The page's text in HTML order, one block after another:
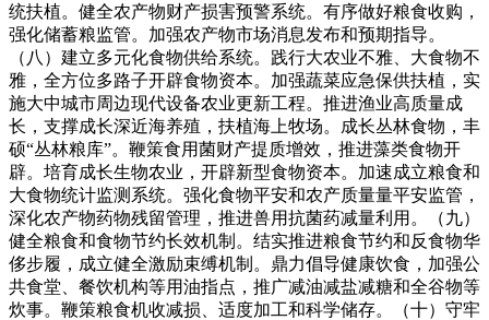
统扶植。健全农产物财产损害预警系统。有序做好粮食收购，
强化储蓄粮监管。加强农产物市场消息发布和预期指导。
（八）建立多元化食物供给系统。践行大农业不雅、大食物不
雅，全方位多路子开辟食物资本。加强蔬菜应急保供扶植，实
施大中城市周边现代设备农业更新工程。推进渔业高质量成
长，支撑成长深近海养殖，扶植海上牧场。成长丛林食物，丰
硕“丛林粮库”。鞭策食用菌财产提质增效，推进藻类食物开
辟。培育成长生物农业，开辟新型食物资本。加速成立粮食和
大食物统计监测系统。强化食物平安和农产质量量平安监管，
深化农产物药物残留管理，推进兽用抗菌药减量利用。（九）
健全粮食和食物节约长效机制。结实推进粮食节约和反食物华
侈步履，成立健全激励束缚机制。鼎力倡导健康饮食，加强公
共食堂、餐饮机构等用油指点，推广减油减盐减糖和全谷物等
炊事。鞭策粮食机收减损、适度加工和科学储存。（十）守牢